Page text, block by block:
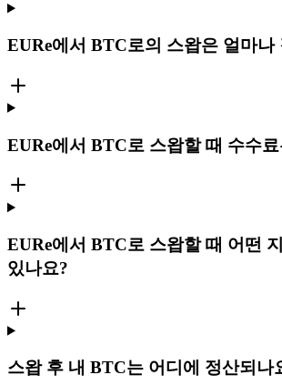
EURe에서 BTC로의 스왑은 얼마나
EURe에서 BTC로 스왑할 때 수수
EURe에서 BTC로 스왑할 때 어떤
있나요?
스왑 후 내 BTC는 어디에 정산되나